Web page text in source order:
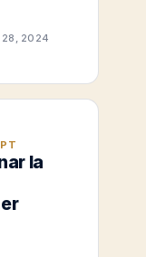
28, 2024
la